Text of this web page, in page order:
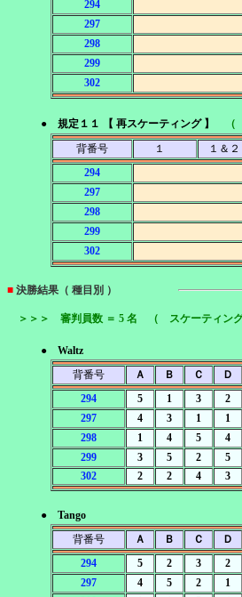
294
297
298
299
302
● 規定１１ 【 再スケーティング 】
（
背番号
１ １＆
294
297
298
299
302
■ 決勝結果（ 種目別 ）
＞＞＞ 審判員数 ＝ 5 名 （ スケーティン
● Waltz
背番号
Ａ Ｂ Ｃ Ｄ
294
5 1 3 2
297
4 3 1 1
298
1 4 5 4
299
3 5 2 5
302
2 2 4 3
● Tango
背番号
Ａ Ｂ Ｃ Ｄ
294
5 2 3 2
297
4 5 2 1